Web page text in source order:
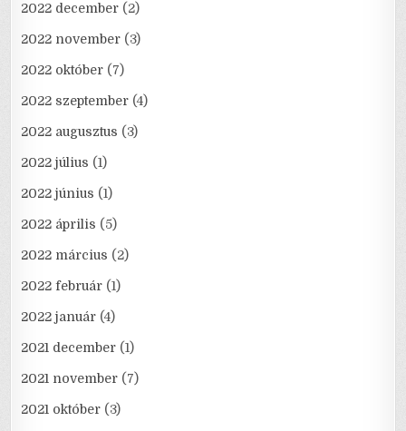
2022 december (2)
2022 november (3)
2022 október (7)
2022 szeptember (4)
2022 augusztus (3)
2022 július (1)
2022 június (1)
2022 április (5)
2022 március (2)
2022 február (1)
2022 január (4)
2021 december (1)
2021 november (7)
2021 október (3)